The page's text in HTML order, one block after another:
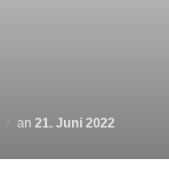
an Veröffentlicht
21. Juni 2022